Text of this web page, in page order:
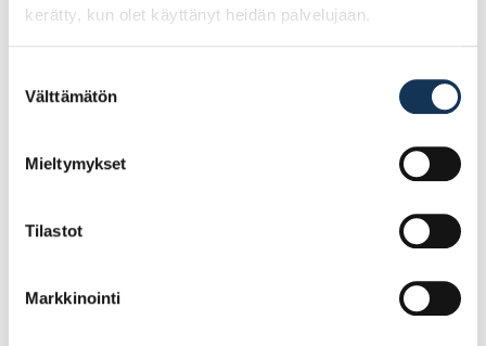
kerätty, kun olet käyttänyt heidän palvelujaan.
valinta
Välttämätön
Mieltymykset
Tilastot
Markkinointi
31.83€ /kpl (alv. 0%)